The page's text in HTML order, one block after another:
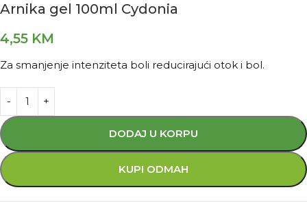
Arnika gel 100ml Cydonia
4,55 KM
Za smanjenje intenziteta boli reducirajući otok i bol.
DODAJ U KORPU
KUPI ODMAH